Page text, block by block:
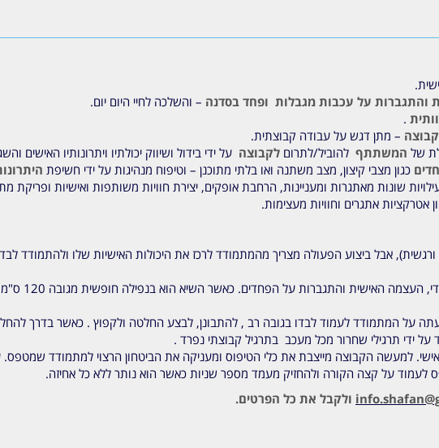
והתגברות על עכבות מגבלות ופחד בסדנה – והשלכה לחיי היום יום.
.
– מתן דגש על עבודה קבוצתית.
של המשתתף להוביל/לתרום לקבוצה על ידי בידול ושיווק יכולתיו ויתרונותיו האישים
כגון מצבי קיצון, מצב משתנה ואו בלתי מתוכנן – וטיפוח מנהיגות על ידי חשיפת
שונות מאתגרות ומעניינות, הרחבת אופקים, יצירת חוויות משותפות ואישיות ופריקת
אטרקציות אתגרים וחוויות מעצימות.
אבל ביצוע הפעולה מצריך מהמתמודד לרכז את היכולות האישיות שלו ולהתמודד
והתגברות על הפחדים. כאשר השיא הוא בנפילה חופשית מגובה 120 ס"מ לזרועות חברי הקבוצה התומכת.
חופשית מגובה 30 מטר. עתה על המתמודד לעמוד לבדו בגובה רב , להתבונן, לבצע החלטה ולקפוץ . כאשר
ידי תרגילי שחרור מכל מעכב בתרגיל קבוצתי נפרד .
לעמוד על קצה הקורה ולהחזיק מעמד מספר שניות כאשר הוא נותר ללא כל אחיזה.
ולקבל את כל הפרטים.